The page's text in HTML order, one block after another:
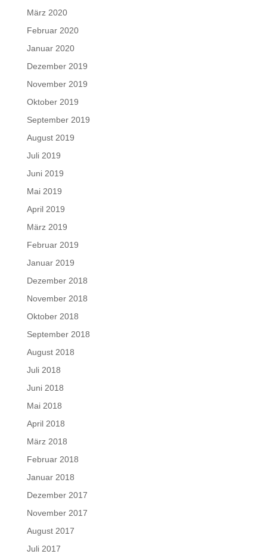
März 2020
Februar 2020
Januar 2020
Dezember 2019
November 2019
Oktober 2019
September 2019
August 2019
Juli 2019
Juni 2019
Mai 2019
April 2019
März 2019
Februar 2019
Januar 2019
Dezember 2018
November 2018
Oktober 2018
September 2018
August 2018
Juli 2018
Juni 2018
Mai 2018
April 2018
März 2018
Februar 2018
Januar 2018
Dezember 2017
November 2017
August 2017
Juli 2017